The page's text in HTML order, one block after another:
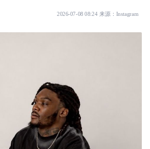
2026-07-08 08:24 来源： Instagram